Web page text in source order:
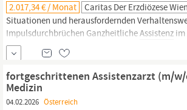
2.017,34 € / Monat Caritas Der Erzdiözese Wien
Situationen und herausfordernden
Impulsdurchbrüchen GanzheitlicheAssistenz
Pflege sowie die gezielte Umsetzung von
und Wochenabläufen im Rahmen deiner Tag- und
Wochenenddienste Klient innenspezifische
Gewährleistung einer bedarfsgerechten und
Betreuung...
fortgeschrittenen Assistenzarzt (m/
Medizin
04.02.2026 Österreich